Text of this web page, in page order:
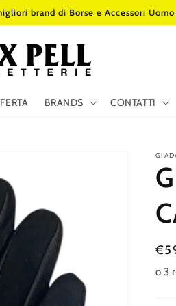
brand di Borse e Accessori Uomo
BRANDS CONTATTI
di